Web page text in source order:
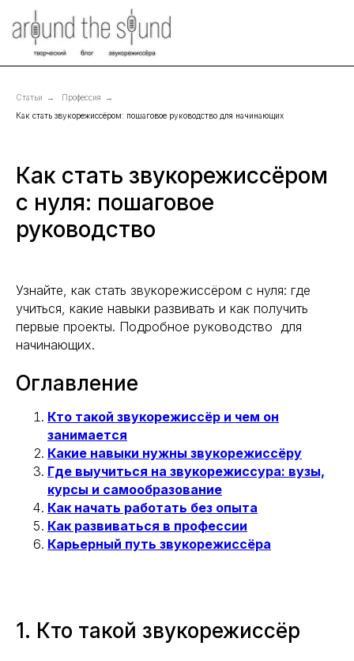
Статьи → Профессия
→
Как стать звукорежиссёром: пошаговое руководство для начинающих
Как стать звукорежиссёром
с нуля: пошаговое
руководство
Узнайте, как стать звукорежиссёром с нуля: где
учиться, какие навыки развивать и как получить
первые проекты. Подробное руководство для
начинающих.
Оглавление
Кто такой звукорежиссёр и чем он
занимается
Какие навыки нужны звукорежиссёру
Где выучиться на звукорежиссура: вузы,
курсы и самообразование
Как начать работать без опыта
Как развиваться в профессии
Карьерный путь звукорежиссёра
1. Кто такой звукорежиссёр